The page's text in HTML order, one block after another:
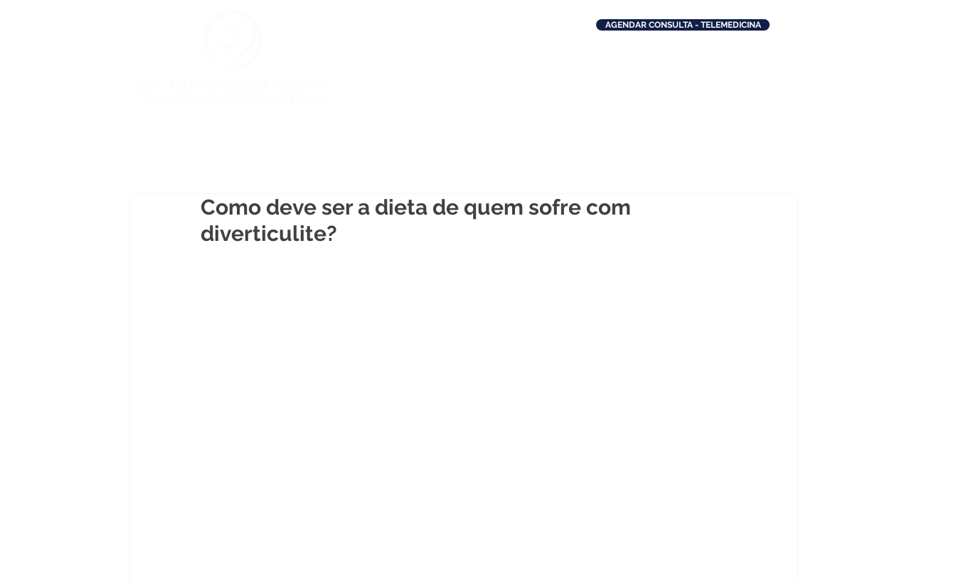
AGENDAR CONSULTA - TELEMEDICINA
Como deve ser a dieta de quem sofre com
diverticulite?